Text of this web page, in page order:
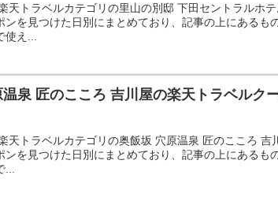
天トラベルカテゴリの里山の別邸 下田セントラルホ
ンを見つけた日別にまとめており、記事の上にある
え...
泉 匠のこころ 吉川屋の楽天トラベルク
天トラベルカテゴリの奥飯坂 穴原温泉 匠のこころ
ンを見つけた日別にまとめており、記事の上にある
...